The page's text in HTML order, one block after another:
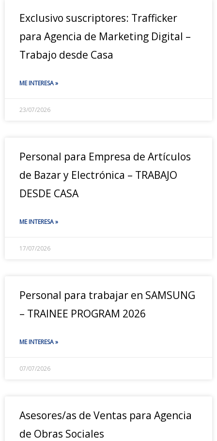
Exclusivo suscriptores: Trafficker
para Agencia de Marketing Digital –
Trabajo desde Casa
ME INTERESA »
23/07/2026
Personal para Empresa de Artículos
de Bazar y Electrónica – TRABAJO
DESDE CASA
ME INTERESA »
17/07/2026
Personal para trabajar en SAMSUNG
– TRAINEE PROGRAM 2026
ME INTERESA »
07/07/2026
Asesores/as de Ventas para Agencia
de Obras Sociales